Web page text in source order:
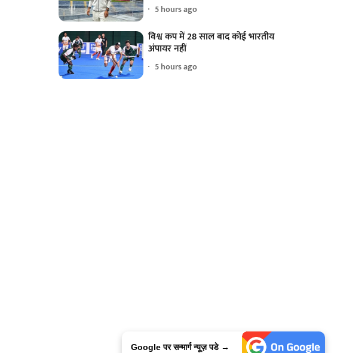
5 hours ago
विश्व कप में 28 साल बाद कोई भारतीय
अंपायर नहीं
5 hours ago
Google पर सन्मार्ग न्यूज़ पडे →